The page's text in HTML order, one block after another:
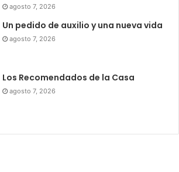
agosto 7, 2026
Un pedido de auxilio y una nueva vida
agosto 7, 2026
Los Recomendados de la Casa
agosto 7, 2026